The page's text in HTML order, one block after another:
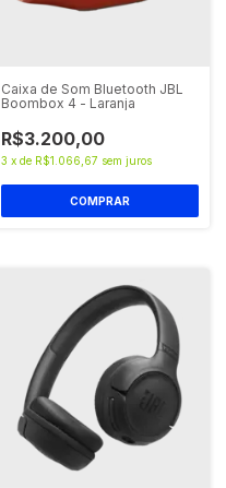
Caixa de Som Bluetooth JBL
Boombox 4 - Laranja
R$3.200,00
3 x de R$1.066,67 sem juros